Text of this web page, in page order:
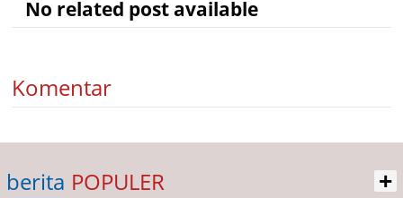
No related post available
Komentar
berita POPULER +